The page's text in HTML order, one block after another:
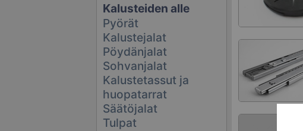
Kalusteiden alle
Pyörät
Kalustejalat
Pöydänjalat
Sohvanjalat
Kalustetassut ja
huopatarrat
Säätöjalat
Tulpat